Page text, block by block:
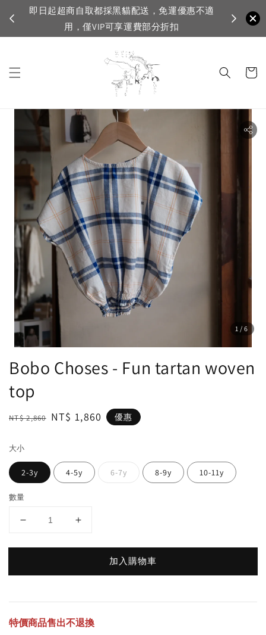
VIP滿1500免運，一般會員滿3500免運
首購登入
1 /6
Bobo Choses - Fun tartan woven
top
Regular
NT$ 2,860 Sale
NT$ 1,860 優惠
大小
2-3y 4-5y 6-7y 8-9y 10-11y
數量
加入購物車
特價商品售出不退換